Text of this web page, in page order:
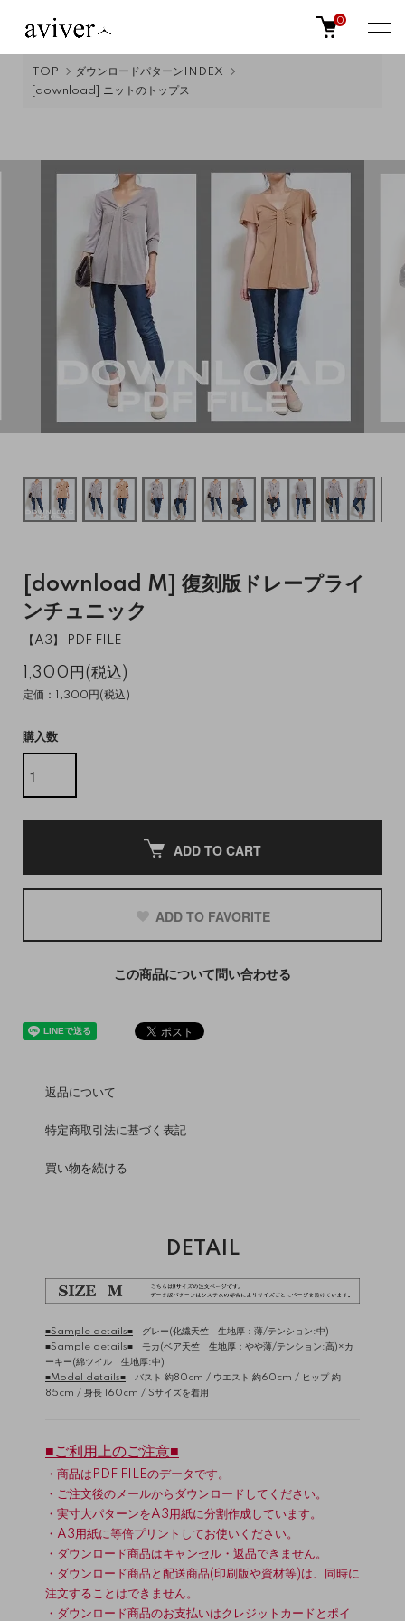
0
TOP
ダウンロードパターンINDEX
[download] ニットのトップス
[download M] 復刻版ドレープライ
ンチュニック
【A3】 PDF FILE
1,300円(税込)
定価：1,300円(税込)
購入数
ADD TO CART
ADD TO FAVORITE
この商品について問い合わせる
返品について
特定商取引法に基づく表記
買い物を続ける
DETAIL
■Sample details■ グレー(化繊天竺 生地厚：薄/テンション:中)
■Sample details■ モカ(ベア天竺 生地厚：やや薄/テンション:高)×カ
ーキー(綿ツイル 生地厚:中)
■Model details■ バスト 約80cm / ウエスト 約60cm / ヒップ 約
85cm / 身長 160cm / Sサイズを着用
■ご利用上のご注意■
・商品はPDF FILEのデータです。
・ご注文後のメールからダウンロードしてください。
・実寸大パターンをA3用紙に分割作成しています。
・A3用紙に等倍プリントしてお使いください。
・ダウンロード商品はキャンセル・返品できません。
・ダウンロード商品と配送商品(印刷版や資材等)は、同時に
注文することはできません。
・ダウンロード商品のお支払いはクレジットカードとポイ